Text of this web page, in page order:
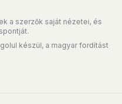
a szerzők saját nézetei, és
készül, a magyar fordítást